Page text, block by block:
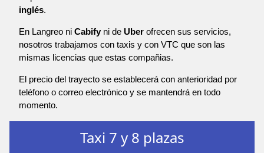
inglés.
En Langreo ni Cabify ni de Uber ofrecen sus servicios,
nosotros trabajamos con taxis y con VTC que son las
mismas licencias que estas compañias.
El precio del trayecto se establecerá con anterioridad por
teléfono o correo electrónico y se mantendrá en todo
momento.
Taxi 7 y 8 plazas